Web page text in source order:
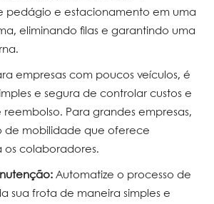
pedágio e estacionamento em uma
eliminando filas e garantindo uma
empresas com poucos veículos, é
e segura de controlar custos e
Para grandes empresas,
de mobilidade que oferece
os colaboradores.
Automatize o processo de
sua frota de maneira simples e